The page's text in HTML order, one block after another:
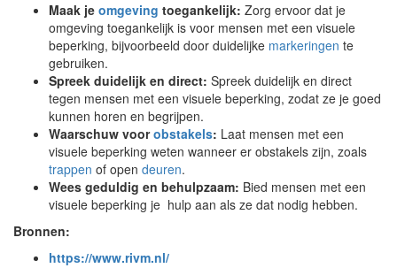
Maak je omgeving toegankelijk: Zorg ervoor dat je
omgeving toegankelijk is voor mensen met een visuele
beperking, bijvoorbeeld door duidelijke markeringen te
gebruiken.
Spreek duidelijk en direct: Spreek duidelijk en direct
tegen mensen met een visuele beperking, zodat ze je goed
kunnen horen en begrijpen.
Waarschuw voorobstakels: Laat mensen met een
visuele beperking weten wanneer er obstakels zijn, zoals
trappen of open deuren.
Wees geduldig en behulpzaam: Bied mensen met een
visuele beperking je hulp aan als ze dat nodig hebben.
Bronnen:
https://www.rivm.nl/